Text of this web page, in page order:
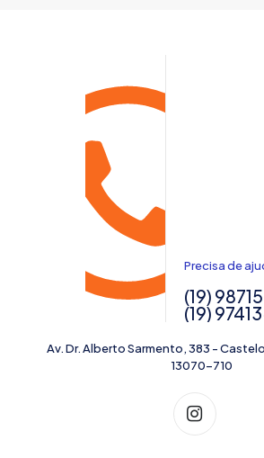
Precisa de
(19)
(19)
Av. Dr. Alberto Sarmento, 383 -
13070-710